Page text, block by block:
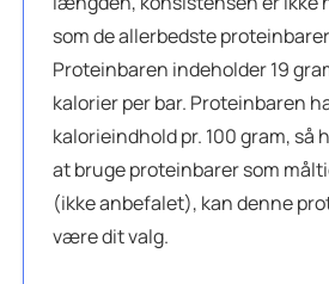
som de allerbedste
Proteinbaren indeholder 19
kalorier per bar. Proteinbaren
kalorieindhold pr. 100 gram, så
at bruge proteinbarer som
(ikke anbefalet), kan denne
være dit valg.